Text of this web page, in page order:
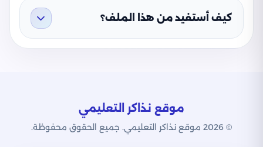
كيف أستفيد من هذا الملف؟
موقع نذاكر التعليمي
© 2026 موقع نذاكر التعليمي. جميع الحقوق محفوظة.